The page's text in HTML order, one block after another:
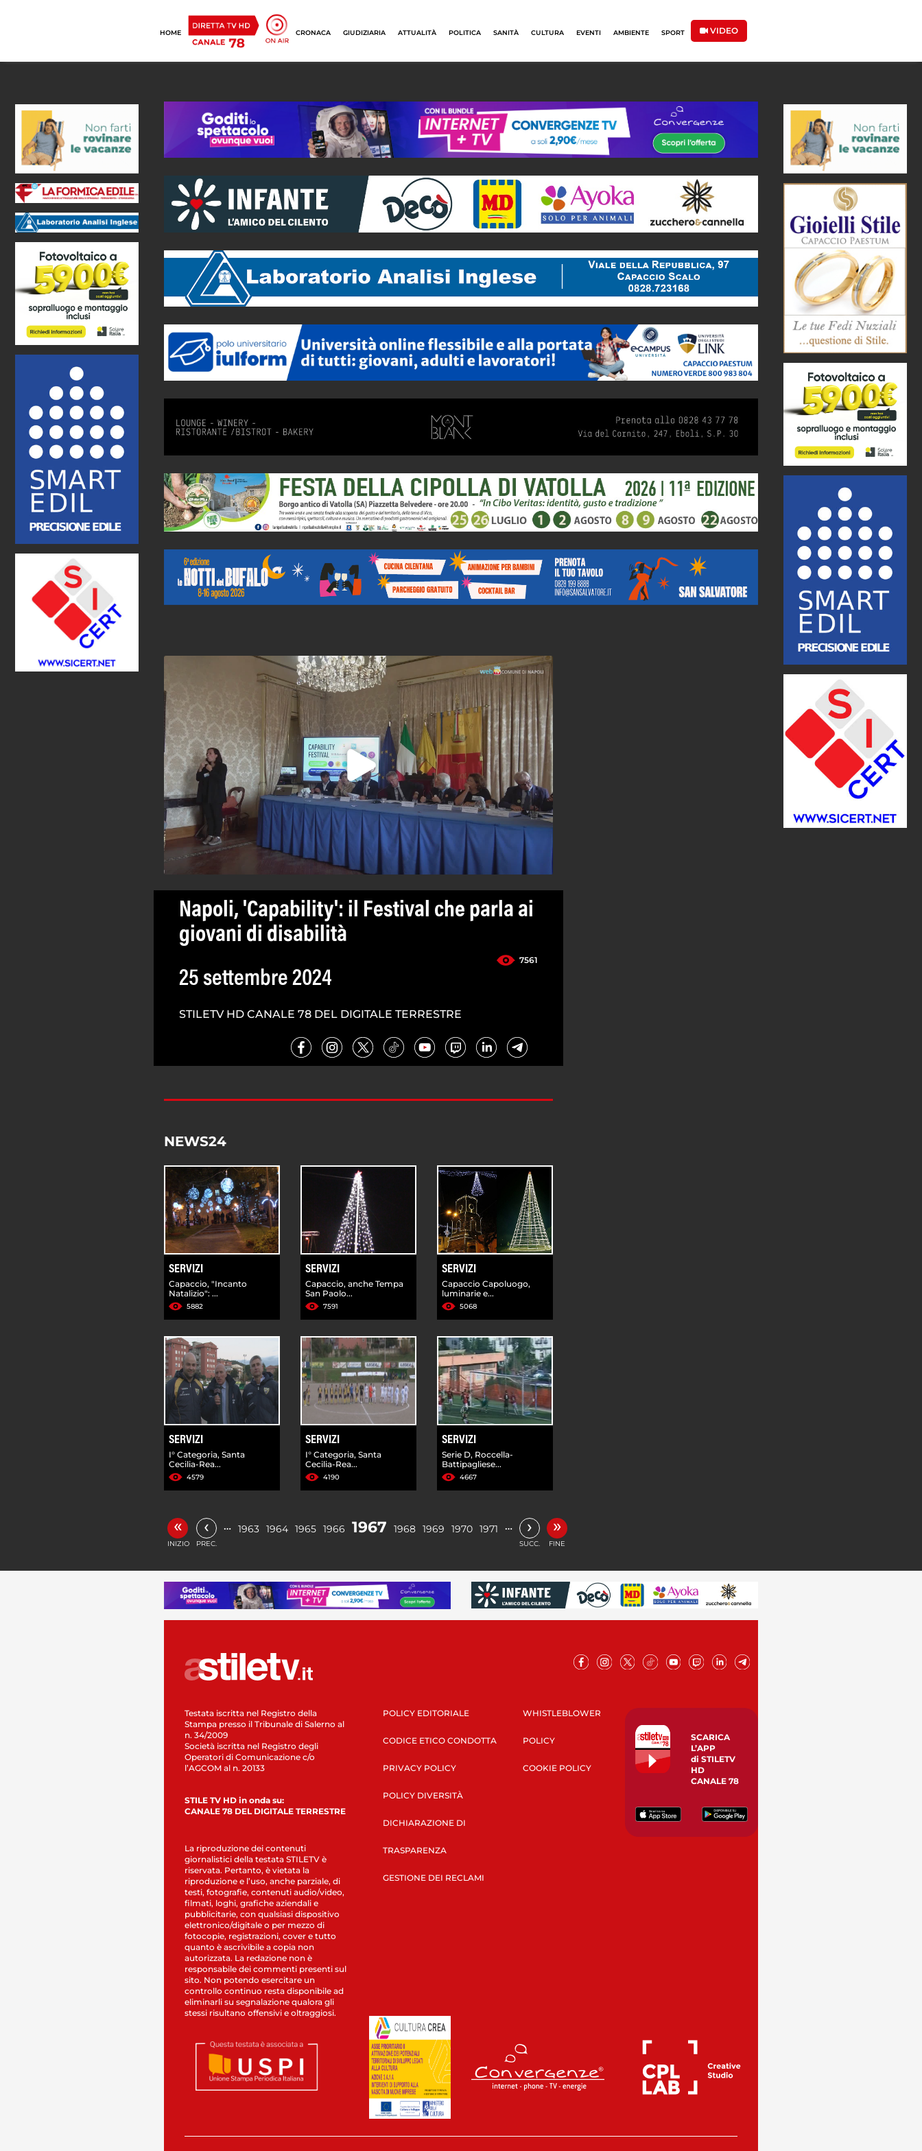
HOME CRONACA GIUDIZIARIA ATTUALITÀ POLITICA SANITÀ CULTURA EVENTI AMBIENTE SPORT VIDEO
Napoli, 'Capability': il Festival che parla ai
giovani di disabilità
7561
25 settembre 2024
STILETV HD CANALE 78 DEL DIGITALE TERRESTRE
NEWS24
SERVIZI
Capaccio, "Incanto
Natalizio": ...
5882
SERVIZI
Capaccio, anche Tempa
San Paolo...
7591
SERVIZI
Capaccio Capoluogo,
luminarie e...
5068
SERVIZI
I° Categoria, Santa
Cecilia-Rea...
4579
SERVIZI
I° Categoria, Santa
Cecilia-Rea...
4190
SERVIZI
Serie D, Roccella-
Battipagliese...
4667
«
INIZIO
‹
PREC.
… 1963 1964 1965 1966 1967 1968 1969 1970 1971 … ›
SUCC.
»
FINE
Testata iscritta nel Registro della
Stampa presso il Tribunale di Salerno al
n. 34/2009
Società iscritta nel Registro degli
Operatori di Comunicazione c/o
l’AGCOM al n. 20133
STILE TV HD in onda su:
CANALE 78 DEL DIGITALE TERRESTRE
La riproduzione dei contenuti
giornalistici della testata STILETV è
riservata. Pertanto, è vietata la
riproduzione e l’uso, anche parziale, di
testi, fotografie, contenuti audio/video,
filmati, loghi, grafiche aziendali e
pubblicitarie, con qualsiasi dispositivo
elettronico/digitale o per mezzo di
fotocopie, registrazioni, cover e tutto
quanto è ascrivibile a copia non
autorizzata. La redazione non è
responsabile dei commenti presenti sul
sito. Non potendo esercitare un
controllo continuo resta disponibile ad
eliminarli su segnalazione qualora gli
stessi risultano offensivi e oltraggiosi.
POLICY EDITORIALE
CODICE ETICO CONDOTTA
PRIVACY POLICY
POLICY DIVERSITÀ
DICHIARAZIONE DI
TRASPARENZA
GESTIONE DEI RECLAMI
WHISTLEBLOWER
POLICY
COOKIE POLICY
SCARICA
L’APP
di STILETV
HD
CANALE 78